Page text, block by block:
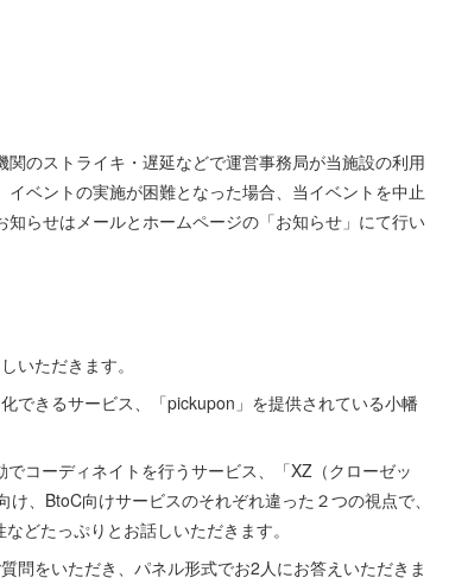
のストライキ・遅延などで運営事務局が当施設の利用
ベントの実施が困難となった場合、当イベントを中止
らせはメールとホームページの「お知らせ」にて行い
いただきます。
できるサービス、「pickupon」を提供されている小幡
コーディネイトを行うサービス、「XZ（クローゼッ
、BtoC向けサービスのそれぞれ違った２つの視点で、
どたっぷりとお話しいただきます。
問をいただき、パネル形式でお2人にお答えいただきま